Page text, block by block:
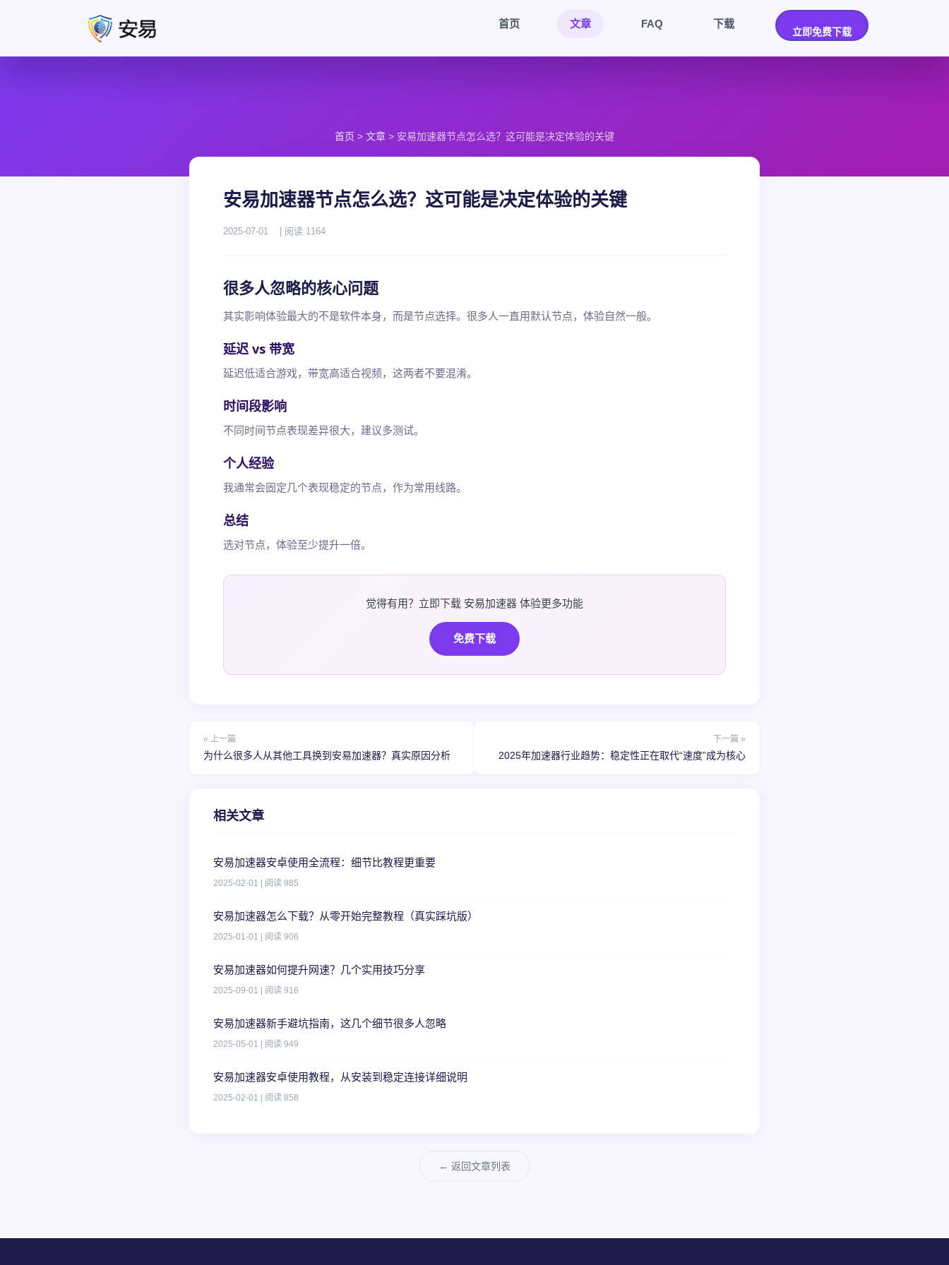
首页 文章 FAQ 下载
立即免费下载
首页 > 文章 > 安易加速器节点怎么选？这可能是决定体验的关键
安易加速器节点怎么选？这可能是决定体验的关键
2025-07-01 | 阅读 1164
很多人忽略的核心问题
其实影响体验最大的不是软件本身，而是节点选择。很多人一直用默认节点，体验自然一般。
延迟 vs 带宽
延迟低适合游戏，带宽高适合视频，这两者不要混淆。
时间段影响
不同时间节点表现差异很大，建议多测试。
个人经验
我通常会固定几个表现稳定的节点，作为常用线路。
总结
选对节点，体验至少提升一倍。
觉得有用？立即下载 安易加速器 体验更多功能
免费下载
« 上一篇
为什么很多人从其他工具换到安易加速器？真实原因分析
下一篇 »
2025年加速器行业趋势：稳定性正在取代“速度”成为核心
相关文章
安易加速器安卓使用全流程：细节比教程更重要
2025-02-01 | 阅读 985
安易加速器怎么下载？从零开始完整教程（真实踩坑版）
2025-01-01 | 阅读 906
安易加速器如何提升网速？几个实用技巧分享
2025-09-01 | 阅读 916
安易加速器新手避坑指南，这几个细节很多人忽略
2025-05-01 | 阅读 949
安易加速器安卓使用教程，从安装到稳定连接详细说明
2025-02-01 | 阅读 858
← 返回文章列表